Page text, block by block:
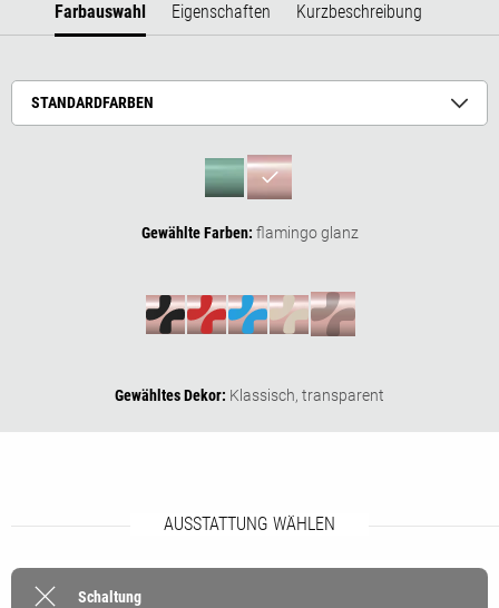
Farbauswahl Eigenschaften Kurzbeschreibung
STANDARDFARBEN
Gewählte Farben: flamingo glanz
Gewähltes Dekor: Klassisch, transparent
AUSSTATTUNG WÄHLEN
Schaltung